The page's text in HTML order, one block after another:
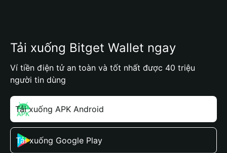
Tải xuống Bitget Wallet ngay
Ví tiền điện tử an toàn và tốt nhất được 40 triệu
người tin dùng
Tải xuống APK Android
Tải xuống Google Play